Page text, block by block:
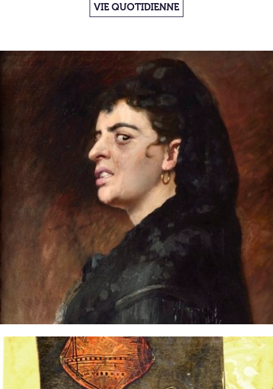
VIE QUOTIDIENNE